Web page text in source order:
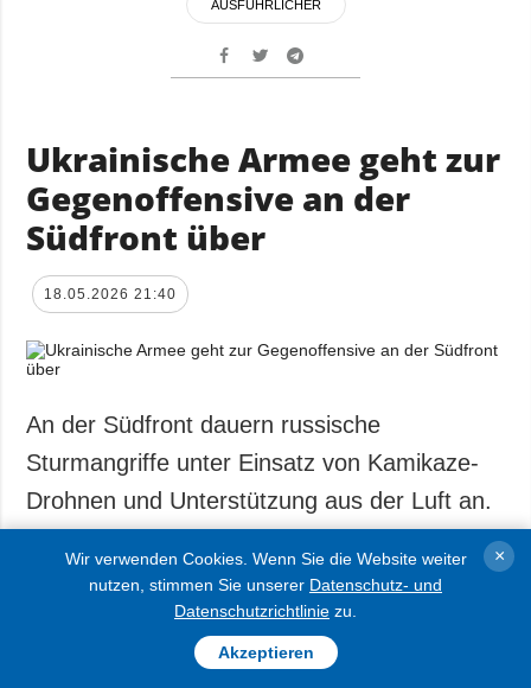
AUSFÜHRLICHER
Ukrainische Armee geht zur
Gegenoffensive an der
Südfront über
18.05.2026 21:40
An der Südfront dauern russische
Sturmangriffe unter Einsatz von Kamikaze-
Drohnen und Unterstützung aus der Luft an.
Gleichzeitig führen ukrainische Truppen
Gegenangriffe durch und vernichten
feindliche Sabotagegruppen, sagte der
Sprecher der Heeresgruppe Süd, Wladyslaw
Wir verwenden Cookies. Wenn Sie die Website weiter
nutzen, stimmen Sie unserer Datenschutz- und
Datenschutzrichtlinie zu.
Akzeptieren
×